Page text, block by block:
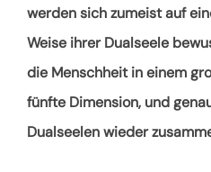
werden sich zumeist auf
Weise ihrer Dualseele
die Menschheit in einem
fünfte Dimension, und
Dualseelen wieder